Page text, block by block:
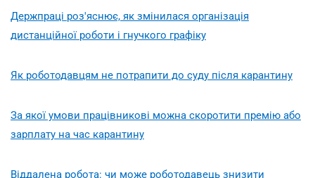
Держпраці роз'яснює, як змінилася організація
дистанційної роботи і гнучкого графіку
Як роботодавцям не потрапити до суду після карантину
За якої умови працівникові можна скоротити премію або
зарплату на час карантину
Віддалена робота: чи може роботодавець знизити